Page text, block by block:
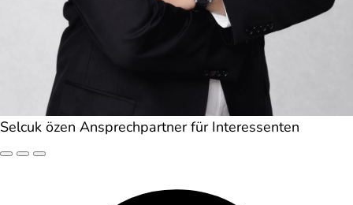
Selcuk özen Ansprechpartner für Interessenten